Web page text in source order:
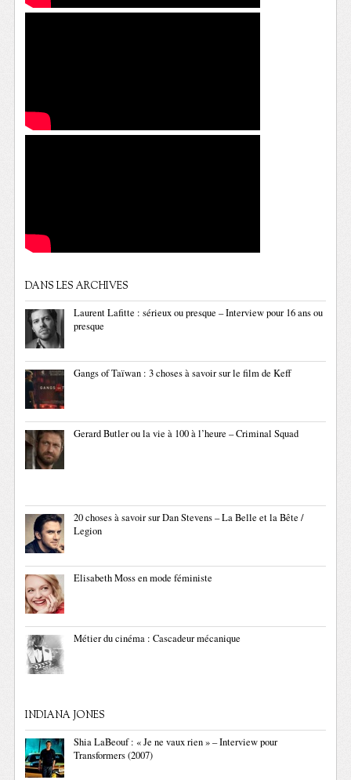
DANS LES ARCHIVES
Laurent Lafitte : sérieux ou presque – Interview pour 16 ans ou
presque
Gangs of Taïwan : 3 choses à savoir sur le film de Keff
Gerard Butler ou la vie à 100 à l’heure – Criminal Squad
20 choses à savoir sur Dan Stevens – La Belle et la Bête /
Legion
Elisabeth Moss en mode féministe
Métier du cinéma : Cascadeur mécanique
INDIANA JONES
Shia LaBeouf : « Je ne vaux rien » – Interview pour
Transformers (2007)